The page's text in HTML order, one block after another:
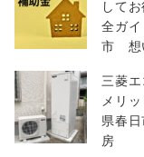
して
全ガ
市 想
三菱
メリ
県春
房